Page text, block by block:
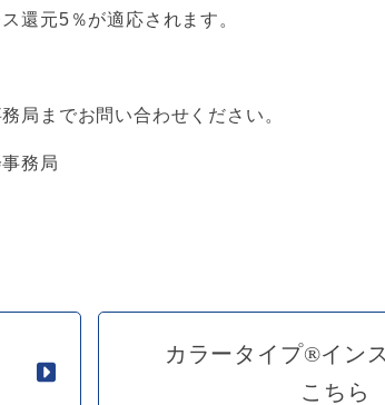
還元5％が適応されます。
局までお問い合わせください。
務局
カラータイプ®イン
こちら